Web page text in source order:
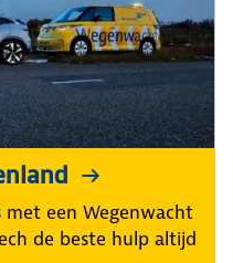
een Wegenwacht
de beste hulp altijd